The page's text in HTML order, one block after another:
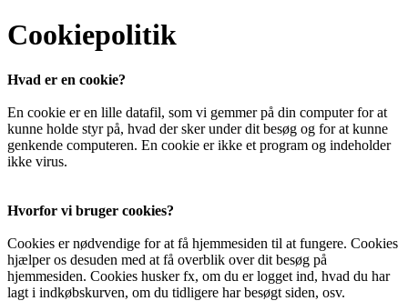
Cookiepolitik
Hvad er en cookie?
En cookie er en lille datafil, som vi gemmer på din computer for at
kunne holde styr på, hvad der sker under dit besøg og for at kunne
genkende computeren. En cookie er ikke et program og indeholder
ikke virus.
Hvorfor vi bruger cookies?
Cookies er nødvendige for at få hjemmesiden til at fungere. Cookies
hjælper os desuden med at få overblik over dit besøg på
hjemmesiden. Cookies husker fx, om du er logget ind, hvad du har
lagt i indkøbskurven, om du tidligere har besøgt siden, osv.